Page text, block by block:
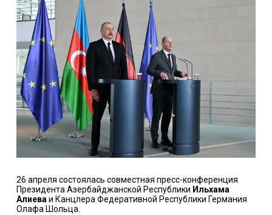
26 апреля состоялась совместная пресс-конференция
Президента Азербайджанской Республики Ильхама
Алиеваи Канцлера Федеративной Республики Германия
Олафа Шольца.